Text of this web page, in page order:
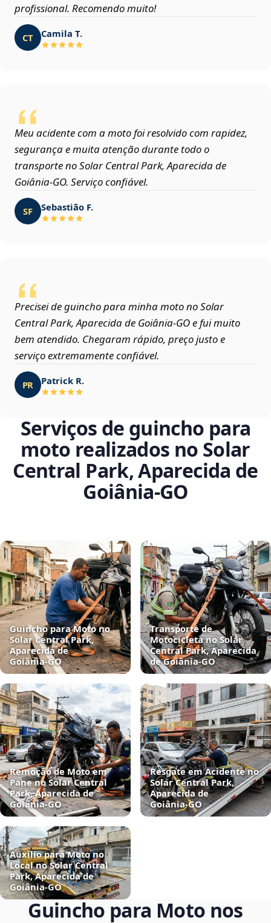
profissional. Recomendo muito!
CT Camila T.
Meu acidente com a moto foi resolvido com rapidez,
segurança e muita atenção durante todo o
transporte no Solar Central Park, Aparecida de
Goiânia‑GO. Serviço confiável.
SF Sebastião F.
Precisei de guincho para minha moto no Solar
Central Park, Aparecida de Goiânia‑GO e fui muito
bem atendido. Chegaram rápido, preço justo e
serviço extremamente confiável.
PR Patrick R.
Serviços de guincho para
moto realizados no Solar
Central Park, Aparecida de
Goiânia‑GO
Guincho para Moto no
Solar Central Park,
Aparecida de
Goiânia‑GO
Transporte de
Motocicleta no Solar
Central Park, Aparecida
de Goiânia‑GO
Remoção de Moto em
Pane no Solar Central
Park, Aparecida de
Goiânia‑GO
Resgate em Acidente no
Solar Central Park,
Aparecida de
Goiânia‑GO
Auxílio para Moto no
Local no Solar Central
Park, Aparecida de
Goiânia‑GO
Guincho para Moto nos